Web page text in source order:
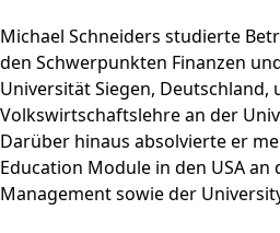
Michael Schneiders studierte
den Schwerpunkten Finanzen
Universität Siegen, Deutschland,
Volkswirtschaftslehre an der
Darüber hinaus absolvierte er
Education Module in den USA
Management sowie der